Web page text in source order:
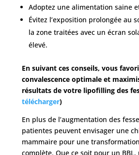
Adoptez une alimentation saine
Évitez l’exposition prolongée au
la zone traitées avec un écran
élevé.
En suivant ces conseils, vous
convalescence optimale et
résultats de votre lipofilling des
télécharger)
En plus de l’augmentation des
patientes peuvent envisager une
mammaire pour une
complète. Que ce soit pour un